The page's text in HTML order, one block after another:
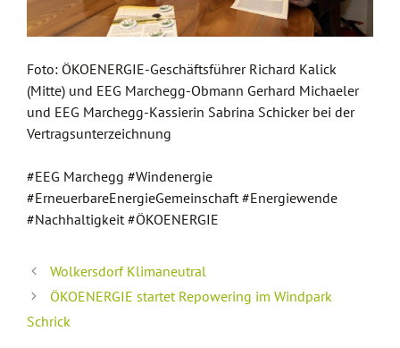
Foto: ÖKOENERGIE-Geschäftsführer Richard Kalick
(Mitte) und EEG Marchegg-Obmann Gerhard Michaeler
und EEG Marchegg-Kassierin Sabrina Schicker bei der
Vertragsunterzeichnung
#EEG Marchegg #Windenergie
#ErneuerbareEnergieGemeinschaft #Energiewende
#Nachhaltigkeit #ÖKOENERGIE
Wolkersdorf Klimaneutral
ÖKOENERGIE startet Repowering im Windpark
Schrick